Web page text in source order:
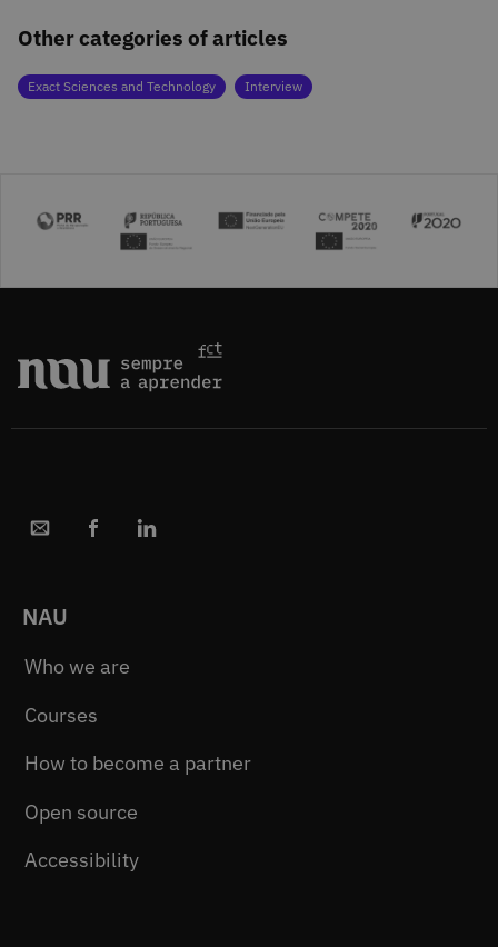
Other categories of articles
Exact Sciences and Technology Interview
NAU
Who we are
Courses
How to become a partner
Open source
Accessibility